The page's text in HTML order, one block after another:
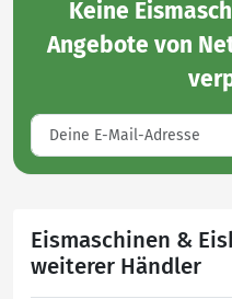
Keine
Angebote von
Eismaschinen &
weiterer Händler